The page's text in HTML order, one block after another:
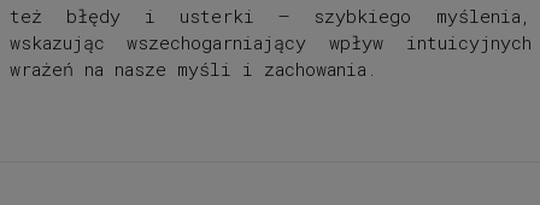
też błędy i usterki – szybkiego myślenia,
wskazując wszechogarniający wpływ intuicyjnych
wrażeń na nasze myśli i zachowania.